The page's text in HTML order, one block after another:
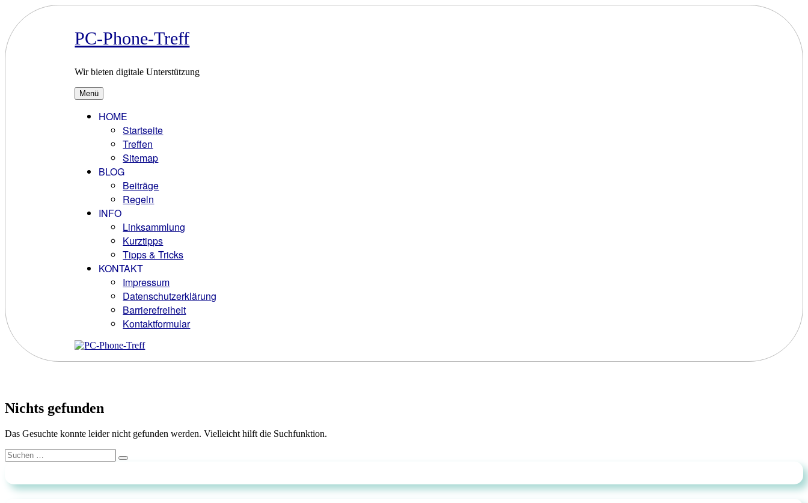
Inhalt
springen
PC-Phone-Treff
Wir bieten digitale Unterstützung
Menü
HOME
Startseite
Treffen
Sitemap
BLOG
Beiträge
Regeln
INFO
Linksammlung
Kurztipps
Tipps & Tricks
KONTAKT
Impressum
Datenschutzerklärung
Barrierefreiheit
Kontaktformular
Nichts gefunden
Das Gesuchte konnte leider nicht gefunden werden. Vielleicht hilft die Suchfunktion.
Suchen
nach:
Suchen